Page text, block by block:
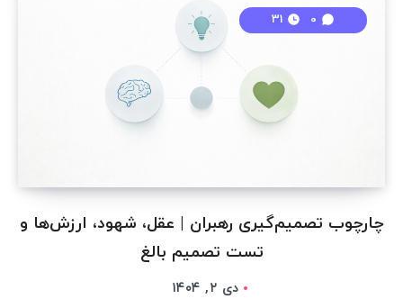
چارچوب تصمیم‌گیری رهبران | عقل، شهود، ارزش‌ها و
تست تصمیم بالغ
0
دی ۲, ۱۴۰۴